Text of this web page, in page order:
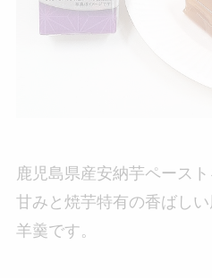
鹿児島県産安納芋ペース
甘みと焼芋特有の香ばし
羊羹です。